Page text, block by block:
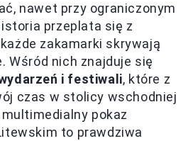
nawet przy ograniczonym
przeplata się z
zakamarki skrywają
Wśród nich znajduje się
i festiwali, które z
czas w stolicy wschodniej
multimedialny pokaz
to prawdziwa